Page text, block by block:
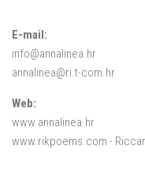
E-mail:
info@annalinea.hr
annalinea@ri.t-com.hr
Web:
www.annalinea.hr
www.rikpoems.com -